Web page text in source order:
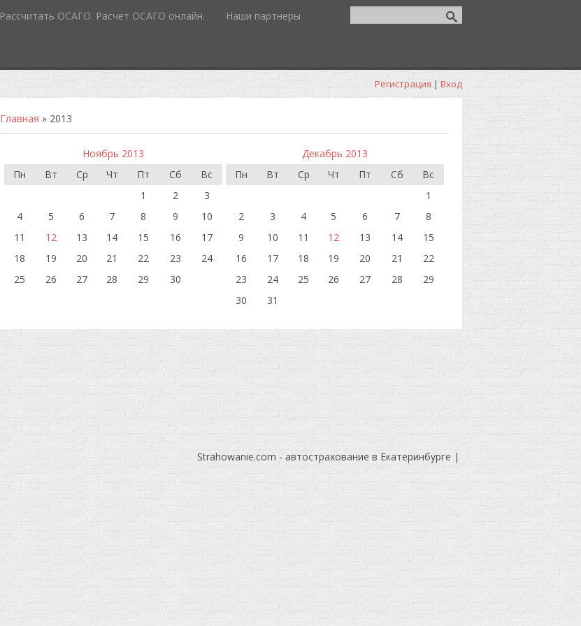
Рассчитать ОСАГО. Расчет ОСАГО онлайн. Наши партнеры
Регистрация | Вход
Главная » 2013
Ноябрь 2013
Пн
Вт Ср Чт Пт Сб
Вс
1
2
3
4
5 6 7 8 9
10
11
12 13 14 15 16
17
18
19 20 21 22 23
24
25
26 27 28 29 30
Декабрь 2013
Пн
Вт Ср Чт Пт Сб
Вс
1
2
3 4 5 6 7
8
9
10 11 12 13 14
15
16
17 18 19 20 21
22
23
24 25 26 27 28
29
30
31
Strahowanie.com - автострахование в Екатеринбурге |